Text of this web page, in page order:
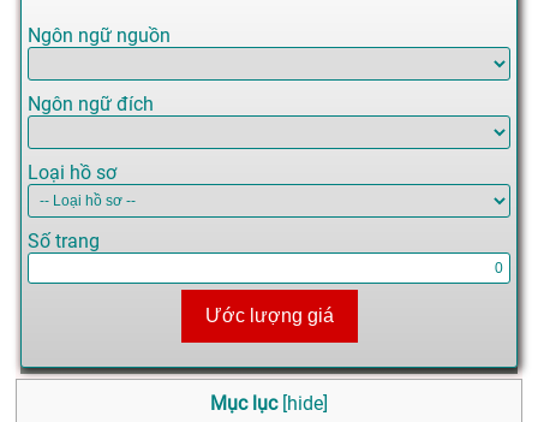
Ngôn ngữ nguồn
Ngôn ngữ đích
Loại hồ sơ
Số trang
Ước lượng giá
Mục lục [hide]